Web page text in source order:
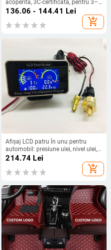
acoperită, 3C-certificată, pentru 3–9
ani, Tip A, unisex, reglabilă, ABS
plastic, pentru ciclism și trotinete
electrice, Chengxing T02
136.06 - 144.41 Lei
add_shopping_cart
Afișaj LCD patru în unu pentru
automobil: presiune ulei, nivel ulei,
temperatură apă și voltmetru
214.74 Lei
add_shopping_cart